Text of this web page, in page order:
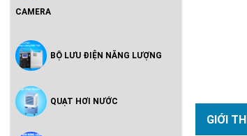
CAMERA
BỘ LƯU ĐIỆN NĂNG LƯỢNG
QUẠT HƠI NƯỚC
GIỚI